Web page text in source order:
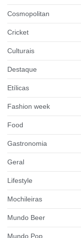
Cosmopolitan
Cricket
Culturais
Destaque
Etílicas
Fashion week
Food
Gastronomia
Geral
Lifestyle
Mochileiras
Mundo Beer
Mundo Pop